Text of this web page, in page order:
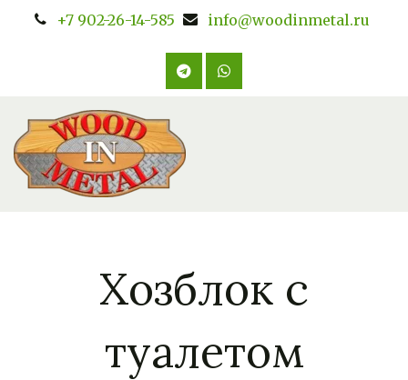
+7 902-26-14-585 info@woodinmetal.ru
Хозблок с
туалетом